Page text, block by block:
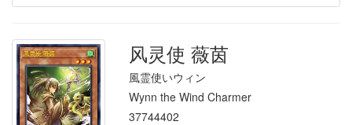
风灵使 薇茵
風霊使いウィン
Wynn the Wind Charmer
37744402